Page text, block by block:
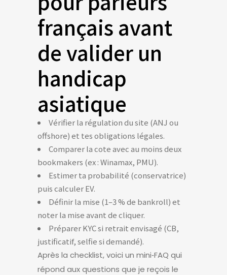
français avant
de valider un
handicap
asiatique
Vérifier la régulation du site (ANJ ou
offshore) et tes obligations légales.
Comparer la cote avec au moins deux
bookmakers (ex : Winamax, PMU).
Estimer ta probabilité (conservatrice)
puis calculer EV.
Définir la mise (1–3 % de bankroll) et
noter la mise avant de cliquer.
Préparer KYC si retrait envisagé (CB,
justificatif, selfie si demandé).
Après la checklist, voici un mini‑FAQ qui
répond aux questions que je reçois le